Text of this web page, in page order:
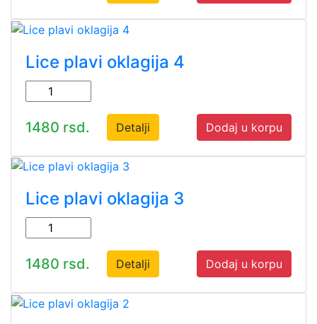
Lice plavi oklagija 4
1480 rsd. Detalji Dodaj u korpu
Lice plavi oklagija 3
1480 rsd. Detalji Dodaj u korpu